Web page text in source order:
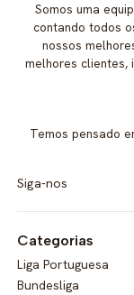
Somos uma
contando todos
nossos
melhores clientes,
Temos pensado
Siga-nos
Categorias
Liga Portuguesa
Bundesliga